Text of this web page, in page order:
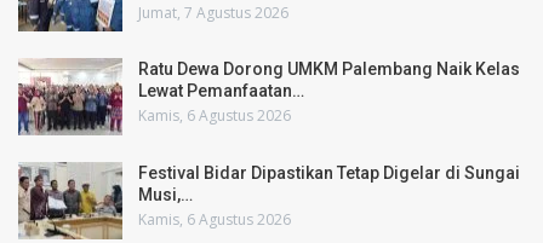
Jumat, 7 Agustus 2026
Ratu Dewa Dorong UMKM Palembang Naik Kelas
Lewat Pemanfaatan…
Kamis, 6 Agustus 2026
Festival Bidar Dipastikan Tetap Digelar di Sungai
Musi,…
Kamis, 6 Agustus 2026